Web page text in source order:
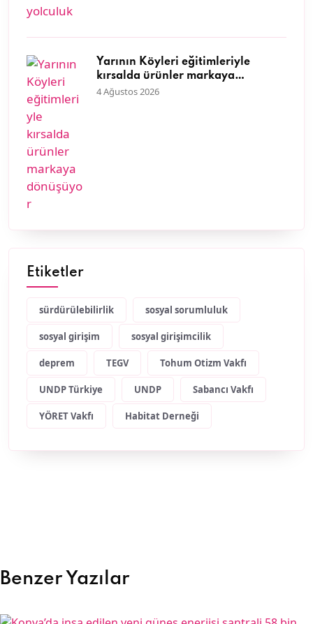
Yarının Köyleri eğitimleriyle
kırsalda ürünler markaya
dönüşüyor
4 Ağustos 2026
Etiketler
sürdürülebilirlik sosyal sorumluluk
sosyal girişim sosyal girişimcilik
deprem TEGV Tohum Otizm Vakfı
UNDP Türkiye UNDP Sabancı Vakfı
YÖRET Vakfı Habitat Derneği
Benzer Yazılar